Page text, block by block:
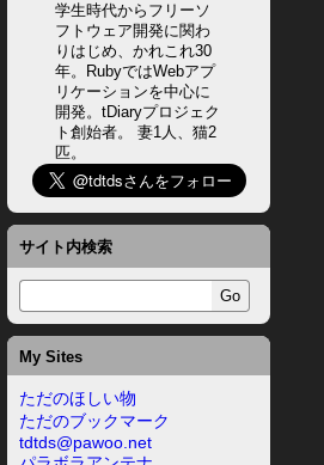
学生時代からフリーソ
フトウェア開発に関わ
りはじめ、かれこれ30
年。RubyではWebアプ
リケーションを中心に
開発。tDiaryプロジェク
ト創始者。 妻1人、猫2
匹。
サイト内検索
My Sites
ただのほしい物
ただのブックマーク
tdtds@pawoo.net